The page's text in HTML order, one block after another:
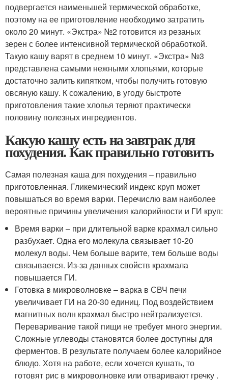
подвергается наименьшей термической обработке,
поэтому на ее приготовление необходимо затратить
около 20 минут. «Экстра» №2 готовится из резаных
зерен с более интенсивной термической обработкой.
Такую кашу варят в среднем 10 минут. «Экстра» №3
представлена самыми нежными хлопьями, которые
достаточно залить кипятком, чтобы получить готовую
овсяную кашу. К сожалению, в угоду быстроте
приготовления такие хлопья теряют практически
половину полезных ингредиентов.
Какую кашу есть на завтрак для
похудения. Как правильно готовить
Самая полезная каша для похудения – правильно
приготовленная. Гликемический индекс круп может
повышаться во время варки. Перечислю вам наиболее
вероятные причины увеличения калорийности и ГИ круп:
Время варки – при длительной варке крахмал сильно
разбухает. Одна его молекула связывает 10-20
молекул воды. Чем больше варите, тем больше воды
связывается. Из-за данных свойств крахмала
повышается ГИ.
Готовка в микроволновке – варка в СВЧ печи
увеличивает ГИ на 20-30 единиц. Под воздействием
магнитных волн крахмал быстро нейтрализуется.
Переваривание такой пищи не требует много энергии.
Сложные углеводы становятся более доступны для
ферментов. В результате получаем более калорийное
блюдо. Хотя на работе, если хочется кушать, то
готовят рис в микроволновке или отваривают гречку .